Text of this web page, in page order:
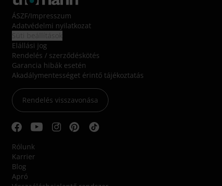
ÁSZF/Impresszum
Adatvédelmi nyilatkozat
Elállási jog
Rendelés / szerződéskötés
Garancia hibák esetén
Akadálymentességet érintő tájékoztatás
Rendelés visszavonása
Rólunk
Karrier
Blog
Apró